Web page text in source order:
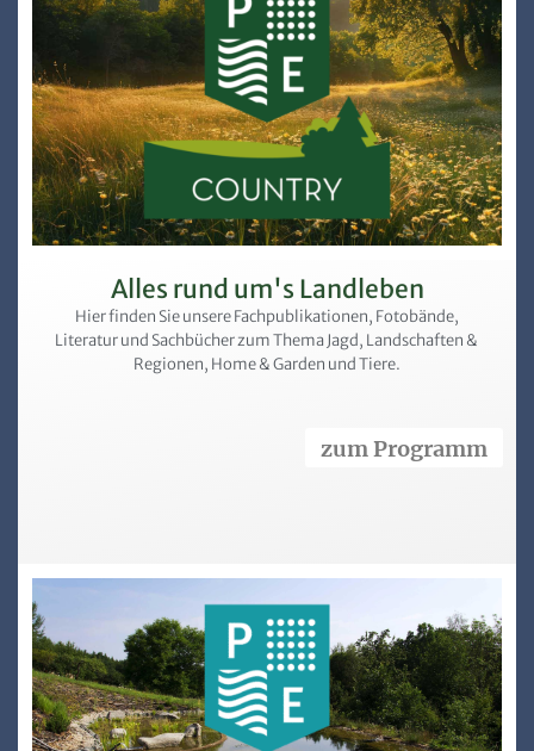
Alles rund um's Landleben
Hier finden Sie unsere Fachpublikationen, Fotobände,
Literatur und Sachbücher zum Thema Jagd, Landschaften &
Regionen, Home & Garden und Tiere.
zum Programm